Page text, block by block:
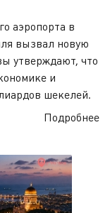
аэропорта в
вызвал новую
утверждают, что
и
шекелей.
Подробнее